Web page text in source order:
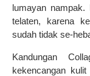
lumayan
telaten, karena
sudah tidak se-
Kandungan
kekencangan